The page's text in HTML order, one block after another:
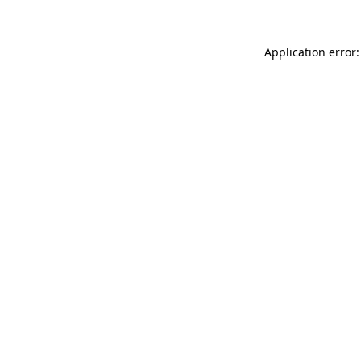
Application